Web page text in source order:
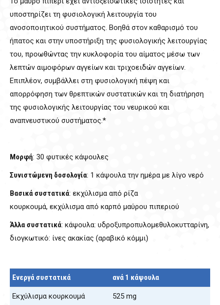
υποστηρίζει τη φυσιολογική λειτουργία του
ανοσοποιητικού συστήματος. Βοηθά στον καθαρισμό του
ήπατος και στην υποστήριξη της φυσιολογικής λειτουργίας
του, προωθώντας την κυκλοφορία του αίματος μέσω των
λεπτών αιμοφόρων αγγείων και τριχοειδών αγγείων.
Επιπλέον, συμβάλλει στη φυσιολογική πέψη και
απορρόφηση των θρεπτικών συστατικών και τη διατήρηση
της φυσιολογικής λειτουργίας του νευρικού και
αναπνευστικού συστήματος.*
Μορφή: 30 φυτικές κάψουλες
Συνιστώµενη δοσολογία: 1 κάψουλα την ηµέρα µε λίγο νερό
Βασικά συστατικά: εκχύλισµα από ρίζα
κουρκουµά, εκχύλισµα από καρπό µαύρου πιπεριού
Άλλα συστατικά: κάψουλα: υδροξυπροπυλοµεθυλοκυτταρίνη,
διογκωτικό: ίνες ακακίας (αραβικό κόμμι)
Ενεργά συστατικά ανά 1 κάψουλα
Εκχύλισμα κουρκουμά 525 mg